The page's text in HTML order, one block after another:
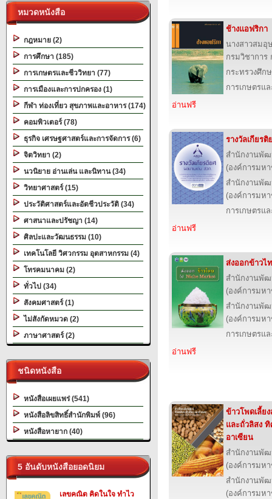
หมวดหนังสือ
กฎหมาย (2)
การศึกษา (185)
การเกษตรและชีววิทยา (77)
การเมืองและการปกครอง (1)
กีฬา ท่องเที่ยว สุขภาพและอาหาร (174)
คอมพิวเตอร์ (78)
ธุรกิจ เศรษฐศาสตร์และการจัดการ (6)
จิตวิทยา (2)
นวนิยาย อ่านเล่น และนิทาน (34)
วิทยาศาสตร์ (15)
ประวัติศาสตร์และอัตชีวประวัติ (34)
ศาสนาและปรัชญา (14)
ศิลปะและวัฒนธรรม (10)
เทคโนโลยี วิศวกรรม อุตสาหกรรม (4)
โทรคมนาคม (2)
ทั่วไป (34)
สังคมศาสตร์ (1)
ไม่สังกัดหมวด (2)
ภาษาศาสตร์ (2)
ชนิดหนังสือ
หนังสือเผยแพร่ (541)
หนังสือลิขสิทธิ์สำนักพิมพ์ (96)
หนังสือหายาก (40)
5 อันดับหนังสือยอดนิยม
เลขคณิต คิดในใจ ทำไว
ช้างแอฟริกา
นางสาวสม
กรมวิชาการ
กระทรวงศึก
การเกษตรแ
อ่านฟรี
รางวัลเกียร
สำนักงานพัฒ
(องค์การมห
สำนักงานพัฒ
(องค์การมห
การเกษตรแ
อ่านฟรี
ส่งออกข้าวไ
สำนักงานพัฒ
(องค์การมห
สำนักงานพัฒ
(องค์การมห
การเกษตรแ
อ่านฟรี
ข้าวโพดเลี้ย
และถั่วลิสง
อาเซียน
สำนักงานพัฒ
(องค์การมห
สำนักงานพัฒ
(องค์การมห